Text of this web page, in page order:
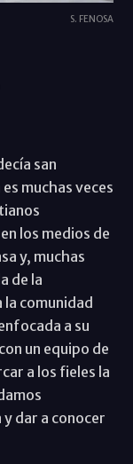
S. FENOSA
san
muchas veces
los medios de
y, muchas
de la
comunidad
a su
un equipo de
a los fieles la
dar a conocer